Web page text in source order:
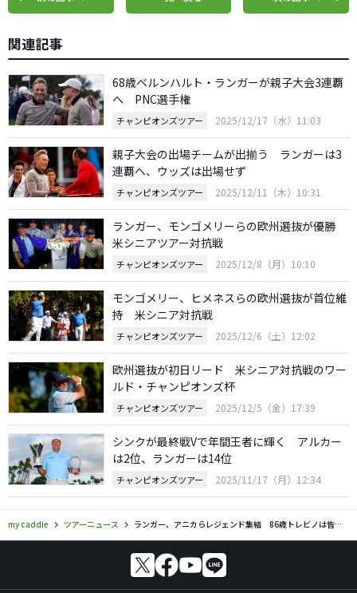
関連記事
68歳ベルンハルト・ランガーが親子大会3連覇
へ PNC選手権
チャンピオンズツアー 2025/12/17（水）11:03
親子大会の出場チームが出揃う ランガーは3
連覇へ、ウッズは出場せず
チャンピオンズツアー 2025/12/11（木）10:31
ランガー、モンゴメリーらの欧州選抜が優勝
米シニアツアー対抗戦
チャンピオンズツアー 2025/12/8（月）10:10
モンゴメリー、ヒメネスらの欧州選抜が首位維
持 米シニア対抗戦
チャンピオンズツアー 2025/12/6（土）12:02
欧州選抜が初日リード 米シニア対抗戦のワー
ルド・チャンピオンズ杯
チャンピオンズツアー 2025/12/5（金）17:39
シンクが最終戦Vで年間王者に輝く アルカー
は2位、ランガーは14位
チャンピオンズツアー 2025/11/17（月）12:34
my caddie ツアーニュース ランガー、アニカらレジェンド集結 86歳トレビノは皆勤賞